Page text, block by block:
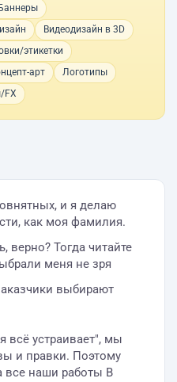
Баннеры
Видеодизайн в 3D
этикетки
арт
Логотипы
FX
и я делаю
как моя фамилия.
верно? Тогда читайте
меня не зря
выбирают
всё устраивает", мы
и правки. Поэтому
все наши работы В